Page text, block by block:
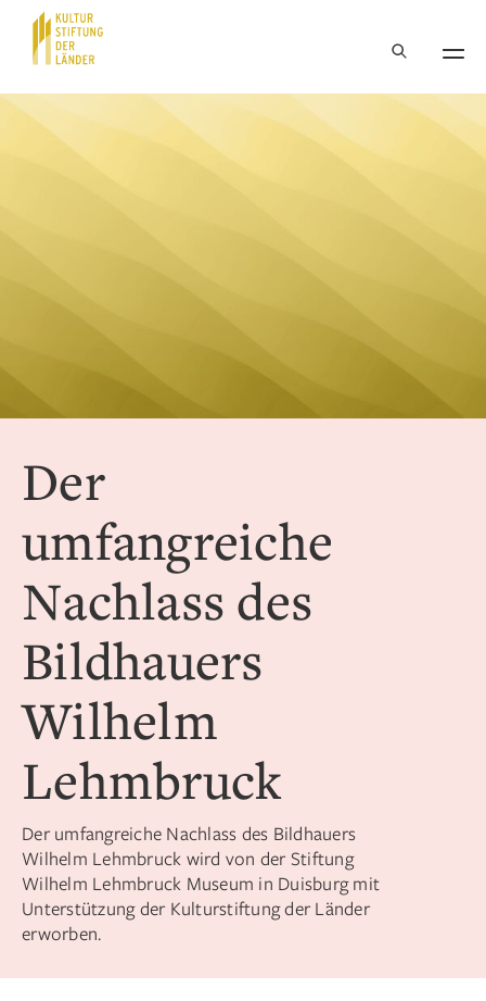
Hauptnavigation
Der
umfangreiche
Nachlass des
Bildhauers
Wilhelm
Lehmbruck
Der umfangreiche Nachlass des Bildhauers
Wilhelm Lehmbruck wird von der Stiftung
Wilhelm Lehmbruck Museum in Duisburg mit
Unterstützung der Kulturstiftung der Länder
erworben.